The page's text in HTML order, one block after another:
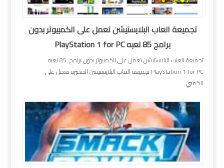
تجميعة العاب البلايستيشن تعمل على الكمبيوتر بدون
برامج 85 لعبه PlayStation 1 for PC
تجميعة العاب البلايستيشن تعمل على الكمبيوتر بدون برامج 85 لعبه
PlayStation 1 for PC تجميعة العاب البلايستيشن المميزة تعمل على
الكمبي...